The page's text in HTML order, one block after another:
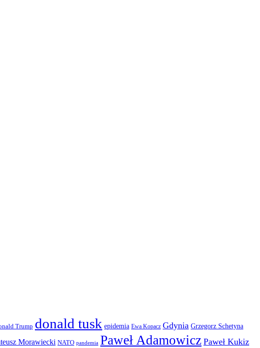
Trump donald tusk epidemia Ewa Kopacz Gdynia Grzegorz Schetyna
Morawiecki NATO pandemia Paweł Adamowicz Paweł Kukiz